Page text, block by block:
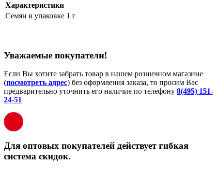
Характеристики
Семян в упаковке 1 г
Уважаемые покупатели!
Если Вы хотите забрать товар в нашем розничном магазине
(посмотреть адрес) без оформления заказа, то просим Вас
предварительно уточнить его наличие по телефону 8(495) 151-
24-51
Для оптовых покупателей действует гибкая
система скидок.